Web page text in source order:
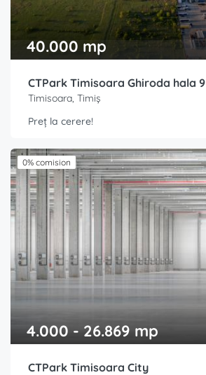
40.000 mp
CTPark Timisoara Ghiroda hala 9
Timisoara, Timiș
Preț la cerere!
0% comision
4.000 - 26.869 mp
CTPark Timisoara City